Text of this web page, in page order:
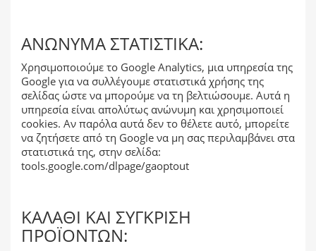
ΑΝΏΝΥΜΑ ΣΤΑΤΙΣΤΙΚΆ:
Χρησιμοποιούμε το Google Analytics, μια υπηρεσία της
Google για να συλλέγουμε στατιστικά χρήσης της
σελίδας ώστε να μπορούμε να τη βελτιώσουμε. Αυτά η
υπηρεσία είναι απολύτως ανώνυμη και χρησιμοποιεί
cookies. Αν παρόλα αυτά δεν το θέλετε αυτό, μπορείτε
να ζητήσετε από τη Google να μη σας περιλαμβάνει στα
στατιστικά της, στην σελίδα:
tools.google.com/dlpage/gaoptout
ΚΑΛΆΘΙ ΚΑΙ ΣΎΓΚΡΙΣΗ
ΠΡΟΪΌΝΤΩΝ: